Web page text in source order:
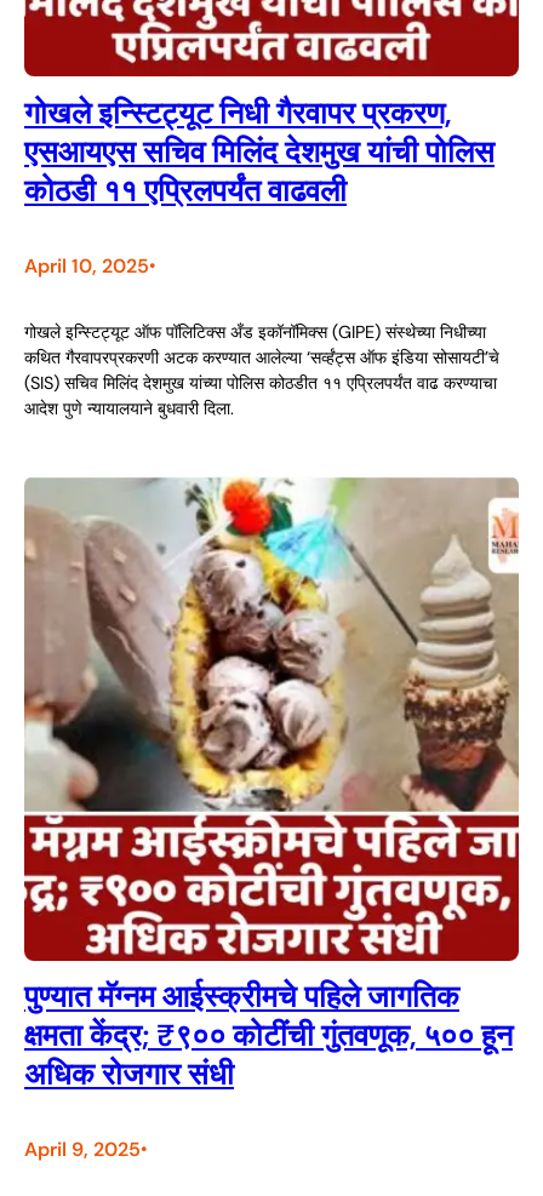
गोखले इन्स्टिट्यूट निधी गैरवापर प्रकरण,
एसआयएस सचिव मिलिंद देशमुख यांची पोलिस
कोठडी ११ एप्रिलपर्यंत वाढवली
April 10, 2025•
गोखले इन्स्टिट्यूट ऑफ पॉलिटिक्स अँड इकॉनॉमिक्स (GIPE) संस्थेच्या निधीच्या
कथित गैरवापरप्रकरणी अटक करण्यात आलेल्या ‘सर्व्हंट्स ऑफ इंडिया सोसायटी’चे
(SIS) सचिव मिलिंद देशमुख यांच्या पोलिस कोठडीत ११ एप्रिलपर्यंत वाढ करण्याचा
आदेश पुणे न्यायालयाने बुधवारी दिला.
पुण्यात मॅग्नम आईस्क्रीमचे पहिले जागतिक
क्षमता केंद्र; ₹९०० कोटींची गुंतवणूक, ५०० हून
अधिक रोजगार संधी
April 9, 2025•